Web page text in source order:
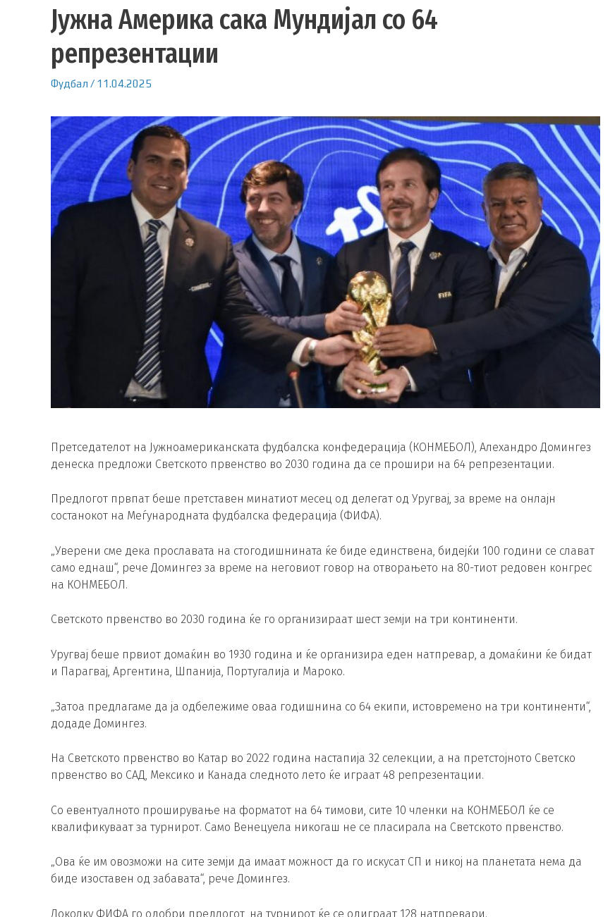
Јужна Америка сака Мундијал со 64
репрезентации
Фудбал / 11.04.2025
Претседателот на Јужноамериканската фудбалска конфедерација (КОНМЕБОЛ), Алехандро Домингез
денеска предложи Светското првенство во 2030 година да се прошири на 64 репрезентации.
Предлогот првпат беше претставен минатиот месец од делегат од Уругвај, за време на онлајн
состанокот на Меѓународната фудбалска федерација (ФИФА).
„Уверени сме дека прославата на стогодишнината ќе биде единствена, бидејќи 100 години се слават
само еднаш“, рече Домингез за време на неговиот говор на отворањето на 80-тиот редовен конгрес
на КОНМЕБОЛ.
Светското првенство во 2030 година ќе го организираат шест земји на три континенти.
Уругвај беше првиот домаќин во 1930 година и ќе организира еден натпревар, а домаќини ќе бидат
и Парагвај, Аргентина, Шпанија, Португалија и Мароко.
„Затоа предлагаме да ја одбележиме оваа годишнина со 64 екипи, истовремено на три континенти“,
додаде Домингез.
На Светското првенство во Катар во 2022 година настапија 32 селекции, а на претстојното Светско
првенство во САД, Мексико и Канада следното лето ќе играат 48 репрезентации.
Со евентуалното проширување на форматот на 64 тимови, сите 10 членки на КОНМЕБОЛ ќе се
квалификуваат за турнирот. Само Венецуела никогаш не се пласирала на Светското првенство.
„Ова ќе им овозможи на сите земји да имаат можност да го искусат СП и никој на планетата нема да
биде изоставен од забавата“, рече Домингез.
Доколку ФИФА го одобри предлогот, на турнирот ќе се одиграат 128 натпревари.